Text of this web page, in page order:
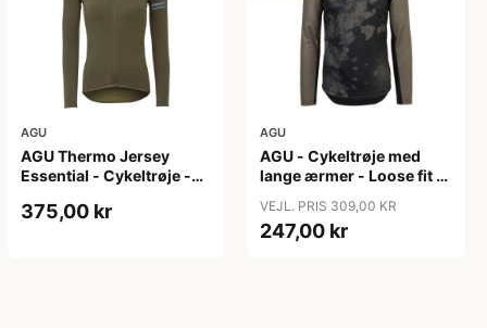
AGU
AGU Thermo Jersey
Essential - Cykeltrøje -
XXL
375,00 kr
AGU
AGU - Cykeltrøje med
lange ærmer - Loose fit -
VEJL. PRIS 309,00 KR
247,00 kr